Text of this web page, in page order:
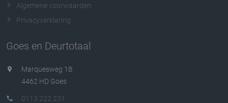
Algemene voorwaarden
Privacyverklaring
Goes en Deurtotaal
Marquesweg 1B
4462 HD Goes
0113 222 231